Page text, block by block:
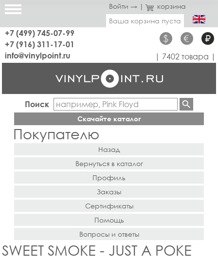
Войти → |
корзина
Ваша корзина пуста
+7 (499) 745-07-99
+7 (916) 311-17-01
$ € ₽
info@vinylpoint.ru | 7402 товара |
Поиск
Скачайте каталог
Покупателю
Назад
Вернуться в каталог
Профиль
Заказы
Сертификаты
Помощь
Вопросы и ответы
SWEET SMOKE - JUST A POKE